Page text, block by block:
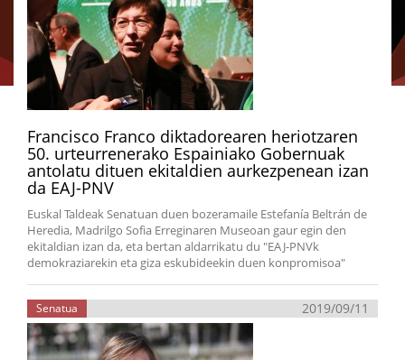
Francisco Franco diktadorearen heriotzaren
50. urteurrenerako Espainiako Gobernuak
antolatu dituen ekitaldien aurkezpenean izan
da EAJ-PNV
Euskal Taldeak Senatuan duen bozeramaile Estefanía Beltrán de
Heredia, Madrilgo Sofia Erreginaren Museoan gaur egin den
ekitaldian izan da, eta bertan aldarrikatu du "EAJ-PNVk
demokraziarekin eta giza eskubideekin duen konpromisoa"
Senatua 2019/09/11